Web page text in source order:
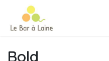
Se rendre au contenu
Bold